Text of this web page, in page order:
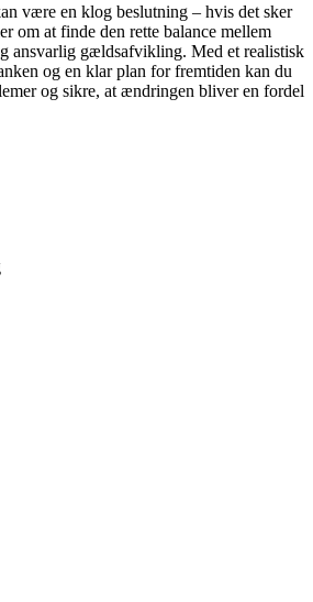
være en klog beslutning – hvis det sker
om at finde den rette balance mellem
ansvarlig gældsafvikling. Med et realistisk
og en klar plan for fremtiden kan du
og sikre, at ændringen bliver en fordel